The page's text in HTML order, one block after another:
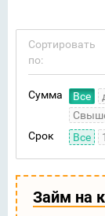
Сортировать
по:
Сумма Все
Срок
Все
Займ на